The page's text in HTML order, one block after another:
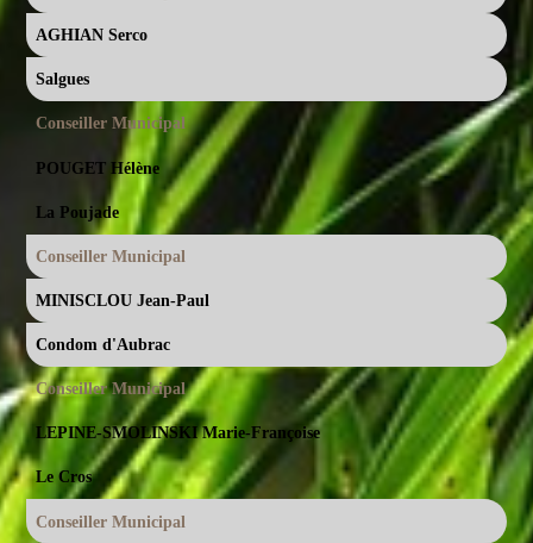
AGHIAN Serco
Salgues
Conseiller Municipal
POUGET Hélène
La Poujade
Conseiller Municipal
MINISCLOU Jean-Paul
Condom d'Aubrac
Conseiller Municipal
LEPINE-SMOLINSKI Marie-Françoise
Le Cros
Conseiller Municipal